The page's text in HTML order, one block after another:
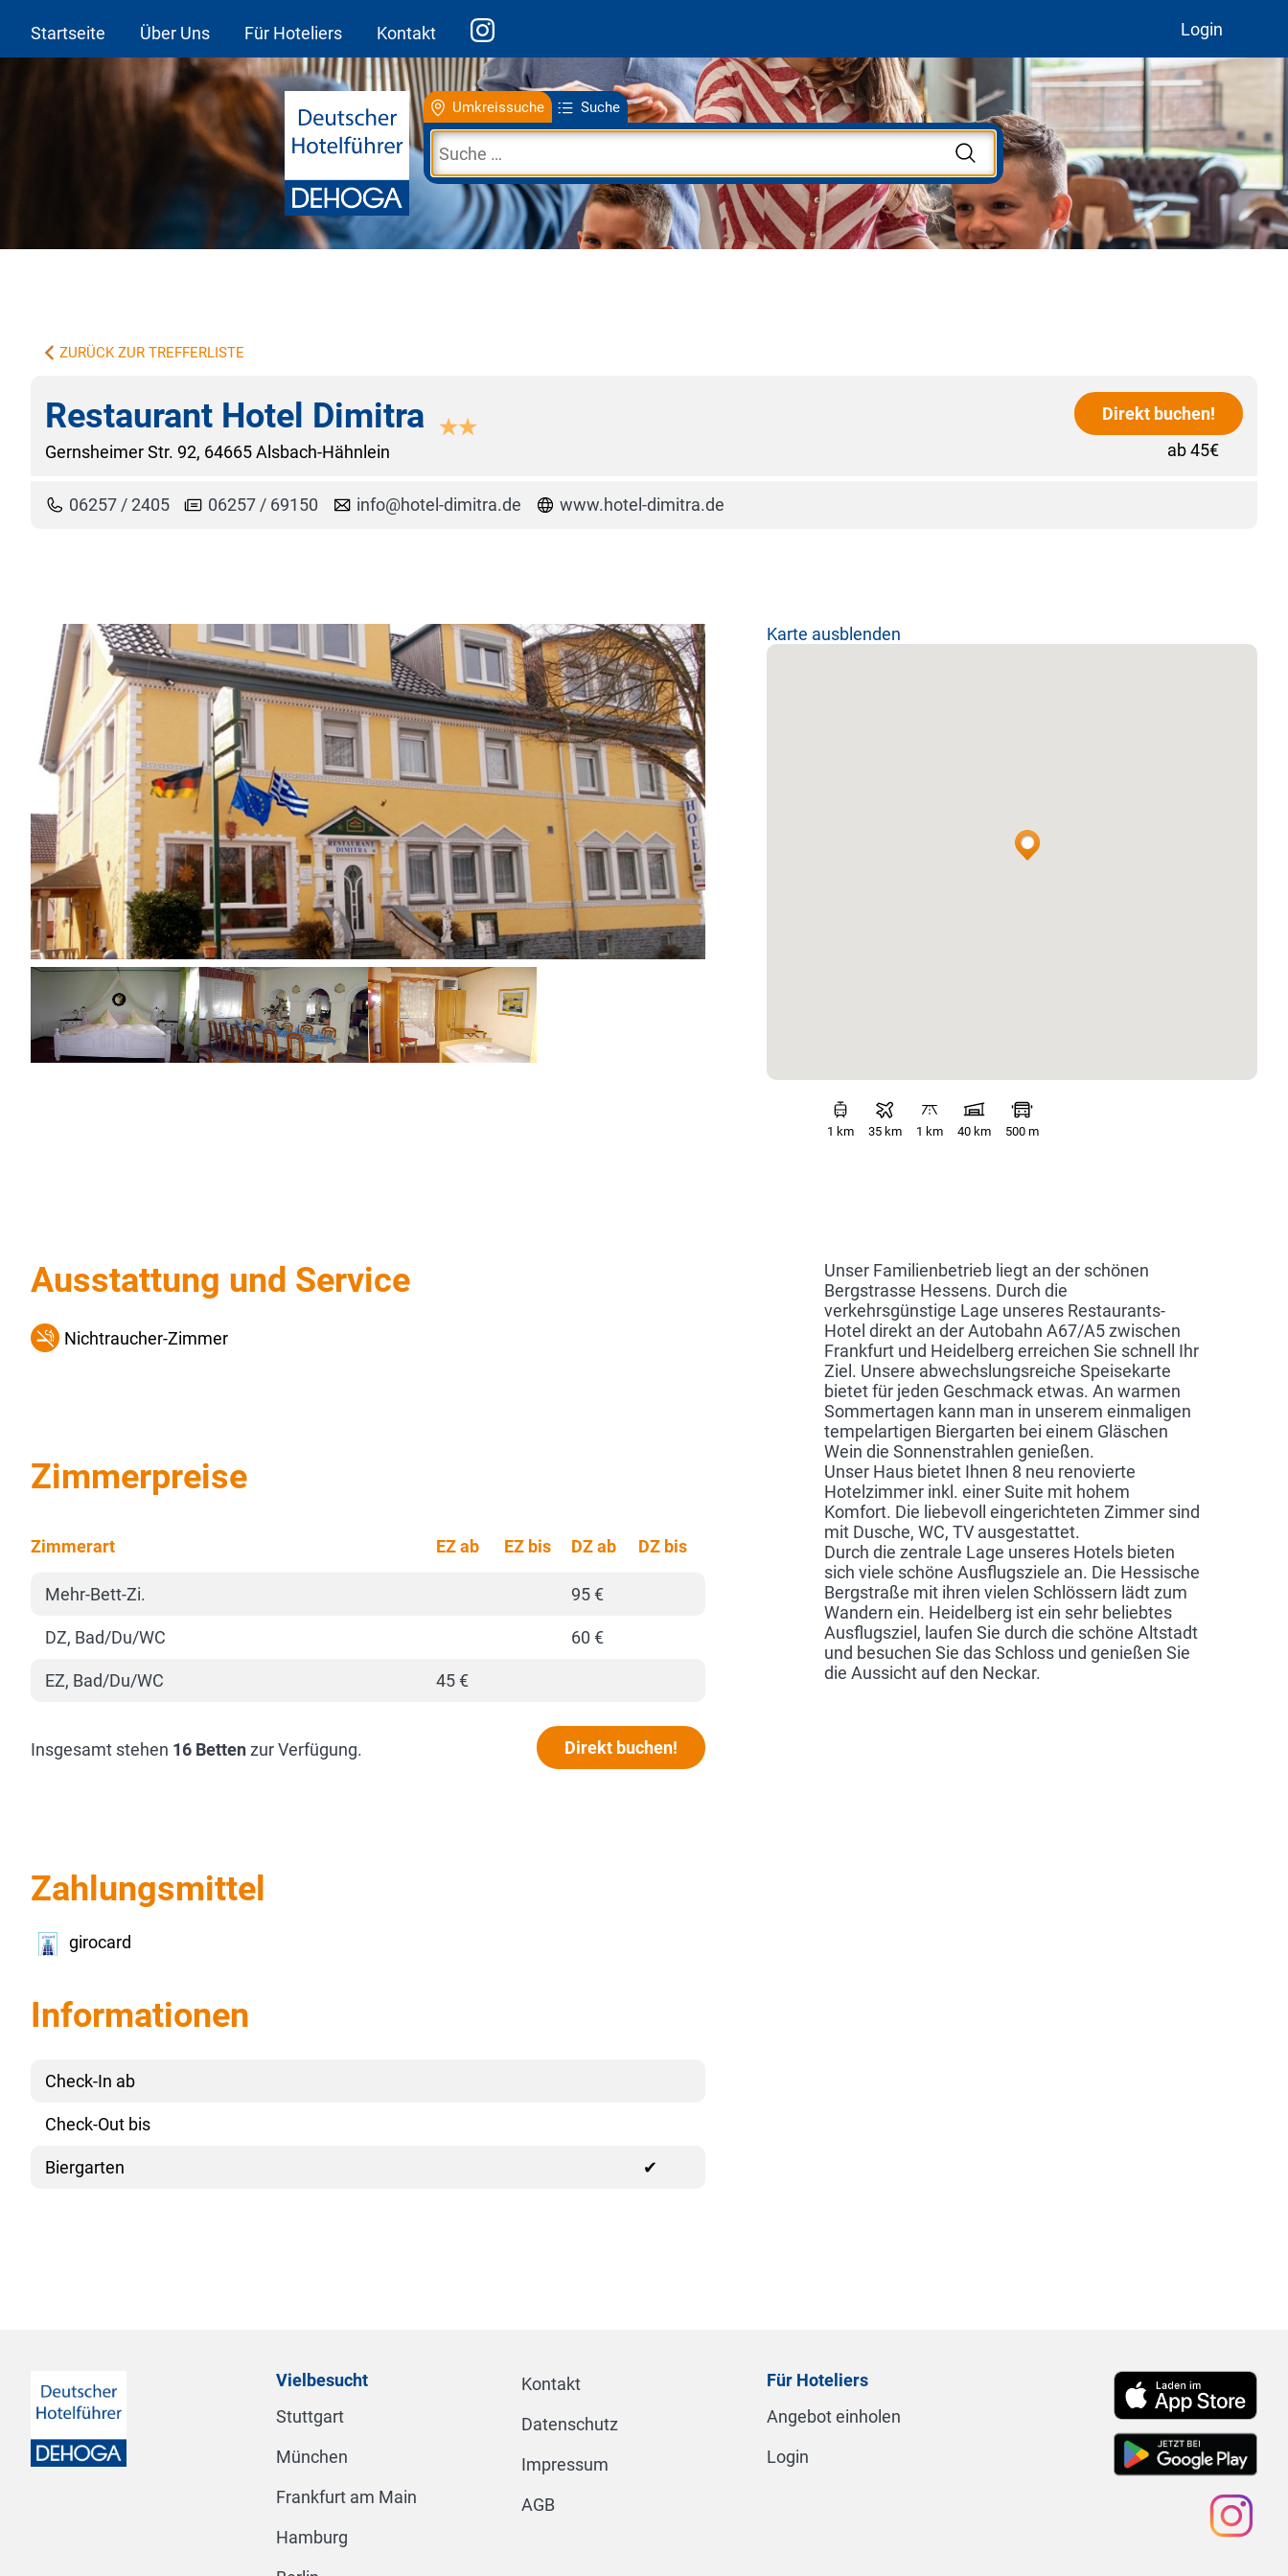
Startseite Über Uns Für Hoteliers Kontakt Login
Umkreissuche Suche
ZURÜCK ZUR TREFFERLISTE
Restaurant Hotel Dimitra
Gernsheimer Str. 92, 64665 Alsbach-Hähnlein
Direkt buchen!
ab 45€
06257 / 2405 06257 / 69150 info@hotel-dimitra.de www.hotel-dimitra.de
Karte ausblenden
1 km 35 km 1 km 40 km 500 m
Ausstattung und Service
Nichtraucher-Zimmer
Zimmerpreise
Zimmerart EZ ab EZ bis DZ ab DZ bis
Mehr-Bett-Zi. 95 €
DZ, Bad/Du/WC 60 €
EZ, Bad/Du/WC 45 €
Insgesamt stehen 16 Bettenzur Verfügung. Direkt buchen!
Zahlungsmittel
girocard
Informationen
Check-In ab
Check-Out bis
Biergarten ✔
Unser Familienbetrieb liegt an der schönen
Bergstrasse Hessens. Durch die
verkehrsgünstige Lage unseres Restaurants-
Hotel direkt an der Autobahn A67/A5 zwischen
Frankfurt und Heidelberg erreichen Sie schnell Ihr
Ziel. Unsere abwechslungsreiche Speisekarte
bietet für jeden Geschmack etwas. An warmen
Sommertagen kann man in unserem einmaligen
tempelartigen Biergarten bei einem Gläschen
Wein die Sonnenstrahlen genießen.
Unser Haus bietet Ihnen 8 neu renovierte
Hotelzimmer inkl. einer Suite mit hohem
Komfort. Die liebevoll eingerichteten Zimmer sind
mit Dusche, WC, TV ausgestattet.
Durch die zentrale Lage unseres Hotels bieten
sich viele schöne Ausflugsziele an. Die Hessische
Bergstraße mit ihren vielen Schlössern lädt zum
Wandern ein. Heidelberg ist ein sehr beliebtes
Ausflugsziel, laufen Sie durch die schöne Altstadt
und besuchen Sie das Schloss und genießen Sie
die Aussicht auf den Neckar.
Vielbesucht
Stuttgart
München
Frankfurt am Main
Hamburg
Kontakt
Datenschutz
Impressum
AGB
Für Hoteliers
Angebot einholen
Login